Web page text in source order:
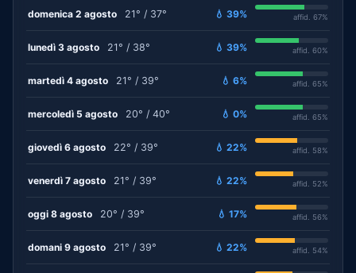
domenica 2 agosto 21° / 37° 💧 39% affid. 67%
lunedì 3 agosto 21° / 38° 💧 39% affid. 60%
martedì 4 agosto 21° / 39° 💧 6% affid. 65%
mercoledì 5 agosto 20° / 40° 💧 0% affid. 65%
giovedì 6 agosto 22° / 39° 💧 22% affid. 58%
venerdì 7 agosto 21° / 39° 💧 22% affid. 52%
oggi 8 agosto 20° / 39° 💧 17% affid. 56%
domani 9 agosto 21° / 39° 💧 22% affid. 54%